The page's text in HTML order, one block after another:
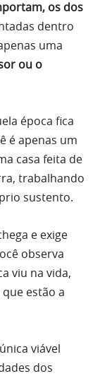
os dos
dentro
uma
ou o
época fica
é apenas um
casa feita de
trabalhando
sustento.
e exige
observa
viu na vida,
estão a
viável
dos